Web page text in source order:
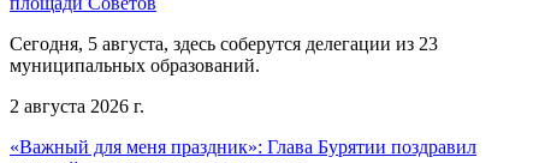
Сегодня, 5 августа, здесь соберутся делегации из 23
муниципальных образований.
2 августа 2026 г.
«Важный для меня праздник»: Глава Бурятии поздравил